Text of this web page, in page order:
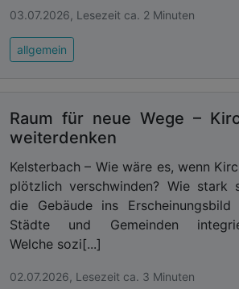
erkennen, kann es sich lohnen, auch
eventuelle Entstehungsbrände in
Vernetztes
Detektiert die Lösung Rauch oder
folgen schnelle und intelligente
Alarmserver bis zur zuständigen
alternativ zur zertifizierten Notruf-
Reaktionszeiten zwischen den
Möglichkeit einer Echtzeit-
Personen funktioniert der Alarm
03.07.2026, Lesezeit ca. 2 Minuten
allgemein
Raum für neue Wege –
weiterdenken
Kelsterbach – Wie wäre es, wenn
plötzlich verschwinden? Wie stark
die Gebäude ins Erscheinungsbild
Städte und Gemeinden
Welche sozi[...]
02.07.2026, Lesezeit ca. 3 Minuten